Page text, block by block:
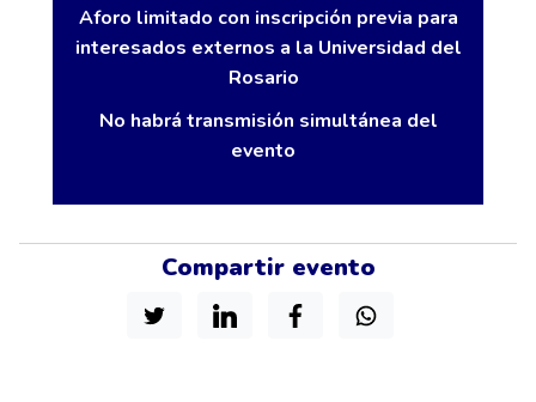
Aforo limitado con inscripción previa para
interesados externos a la Universidad del
Rosario
No habrá transmisión simultánea del
evento
Compartir evento